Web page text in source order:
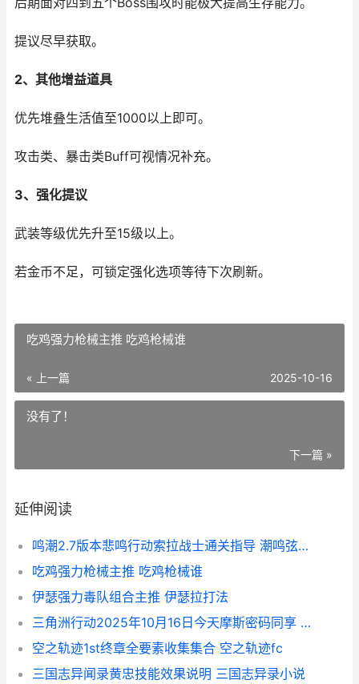
提议尽早获取。
2、其他增益道具
优先堆叠生活值至1000以上即可。
攻击类、暴击类Buff可视情况补充。
3、强化提议
武装等级优先升至15级以上。
若金币不足，可锁定强化选项等待下次刷新。
吃鸡强力枪械主推 吃鸡枪械谁
« 上一篇 2025-10-16
没有了！
下一篇 »
延伸阅读
鸣潮2.7版本悲鸣行动索拉战士通关指导 潮鸣弦是什么技能
吃鸡强力枪械主推 吃鸡枪械谁
伊瑟强力毒队组合主推 伊瑟拉打法
三角洲行动2025年10月16日今天摩斯密码同享 三角洲行动2025永久礼包码
空之轨迹1st终章全要素收集集合 空之轨迹fc
三国志异闻录黄忠技能效果说明 三国志异录小说